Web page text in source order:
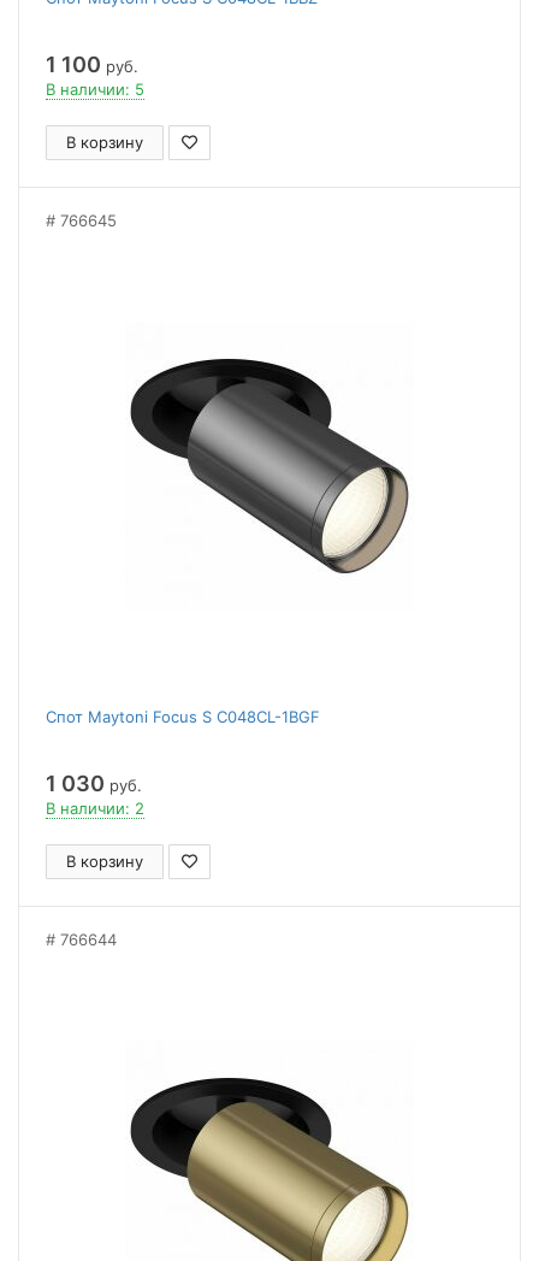
1 100 руб.
В наличии: 5
В корзину
766645
Спот Maytoni Focus S C048CL-1BGF
1 030 руб.
В наличии: 2
В корзину
766644